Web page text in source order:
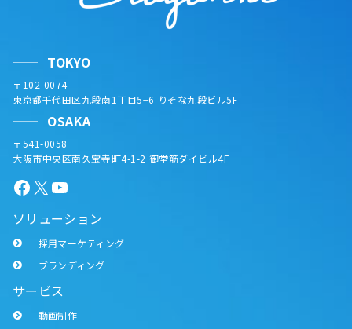
TOKYO
〒102-0074
東京都千代田区九段南1丁目5−6 りそな九段ビル5F
OSAKA
〒541-0058
大阪市中央区南久宝寺町4-1-2 御堂筋ダイビル4F
Facebook
X YouTube
ソリューション
採用マーケティング
ブランディング
サービス
動画制作